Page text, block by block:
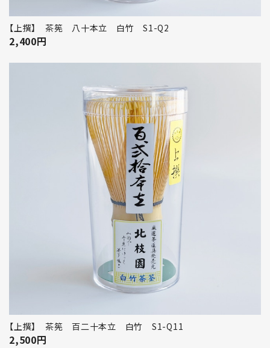
【上撰】 茶筅 八十本立 白竹 S1-Q2
2,400円
【上撰】 茶筅 百二十本立 白竹 S1-Q11
2,500円